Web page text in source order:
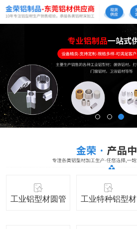
工业铝型材圆管 工业特种铝型材